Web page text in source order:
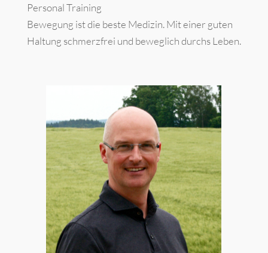
Personal Training
Bewegung ist die beste Medizin. Mit einer guten
Haltung schmerzfrei und beweglich durchs Leben.